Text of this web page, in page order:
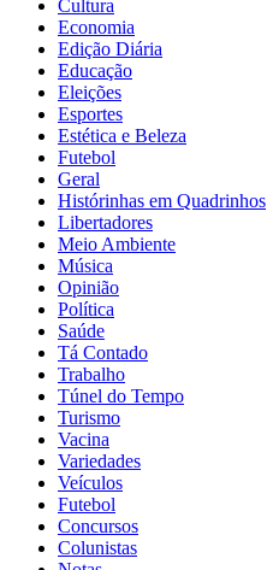
Cultura
Economia
Edição Diária
Educação
Eleições
Esportes
Estética e Beleza
Futebol
Geral
Histórinhas em Quadrinhos
Libertadores
Meio Ambiente
Música
Opinião
Política
Saúde
Tá Contado
Trabalho
Túnel do Tempo
Turismo
Vacina
Variedades
Veículos
Futebol
Concursos
Colunistas